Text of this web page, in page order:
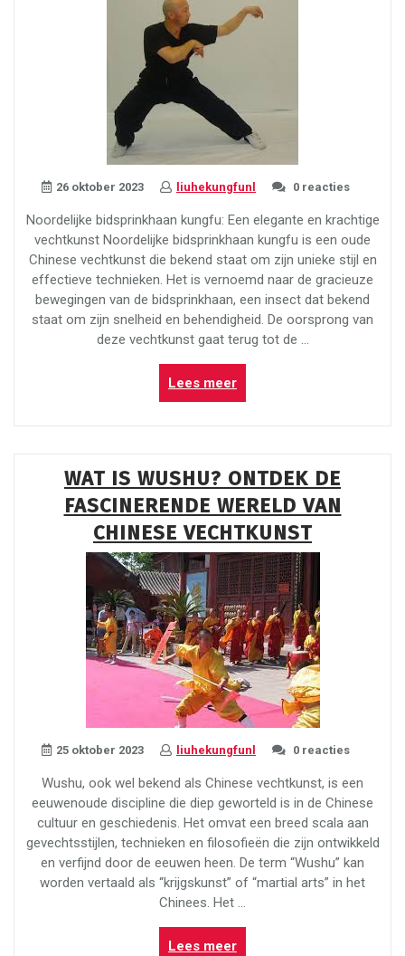
26 oktober 2023 liuhekungfunl 0 reacties
Noordelijke bidsprinkhaan kungfu: Een elegante en krachtige
vechtkunst Noordelijke bidsprinkhaan kungfu is een oude
Chinese vechtkunst die bekend staat om zijn unieke stijl en
effectieve technieken. Het is vernoemd naar de gracieuze
bewegingen van de bidsprinkhaan, een insect dat bekend
staat om zijn snelheid en behendigheid. De oorsprong van
deze vechtkunst gaat terug tot de …
Lees meer“Kracht
en
Elegantie:
Kungfu”
WAT IS WUSHU? ONTDEK DE
FASCINERENDE WERELD VAN
CHINESE VECHTKUNST
25 oktober 2023 liuhekungfunl 0 reacties
Wushu, ook wel bekend als Chinese vechtkunst, is een
eeuwenoude discipline die diep geworteld is in de Chinese
cultuur en geschiedenis. Het omvat een breed scala aan
gevechtsstijlen, technieken en filosofieën die zijn ontwikkeld
en verfijnd door de eeuwen heen. De term “Wushu” kan
worden vertaald als “krijgskunst” of “martial arts” in het
Chinees. Het …
Lees meer“Wat